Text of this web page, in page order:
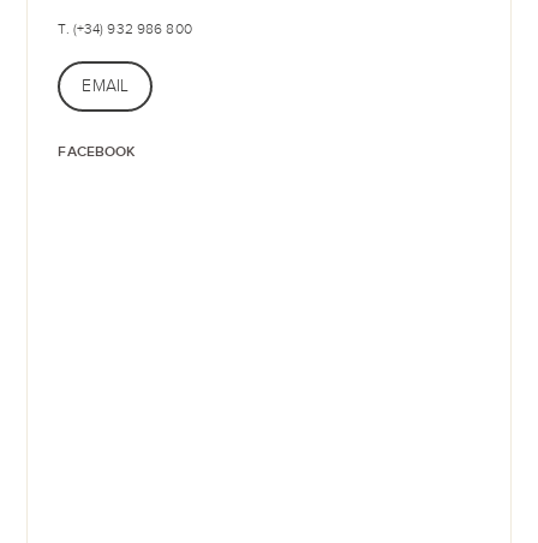
T. (+34) 932 986 800
EMAIL
FACEBOOK